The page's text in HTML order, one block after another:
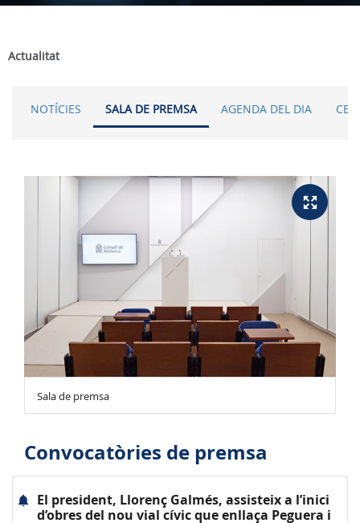
Actualitat
NOTÍCIES SALA DE PREMSA AGENDA DEL DIA
Sala de premsa
Convocatòries de premsa
El president, Llorenç Galmés, assisteix a l’inici
d’obres del nou vial cívic que enllaça Peguera i